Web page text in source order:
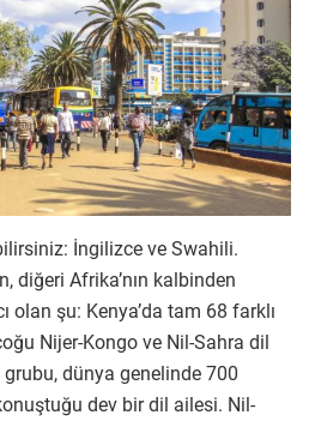
İngilizce ve Swahili.
diğeri Afrika’nın kalbinden
olan şu: Kenya’da tam 68 farklı
Nijer-Kongo ve Nil-Sahra dil
dünya genelinde 700
dev bir dil ailesi. Nil-